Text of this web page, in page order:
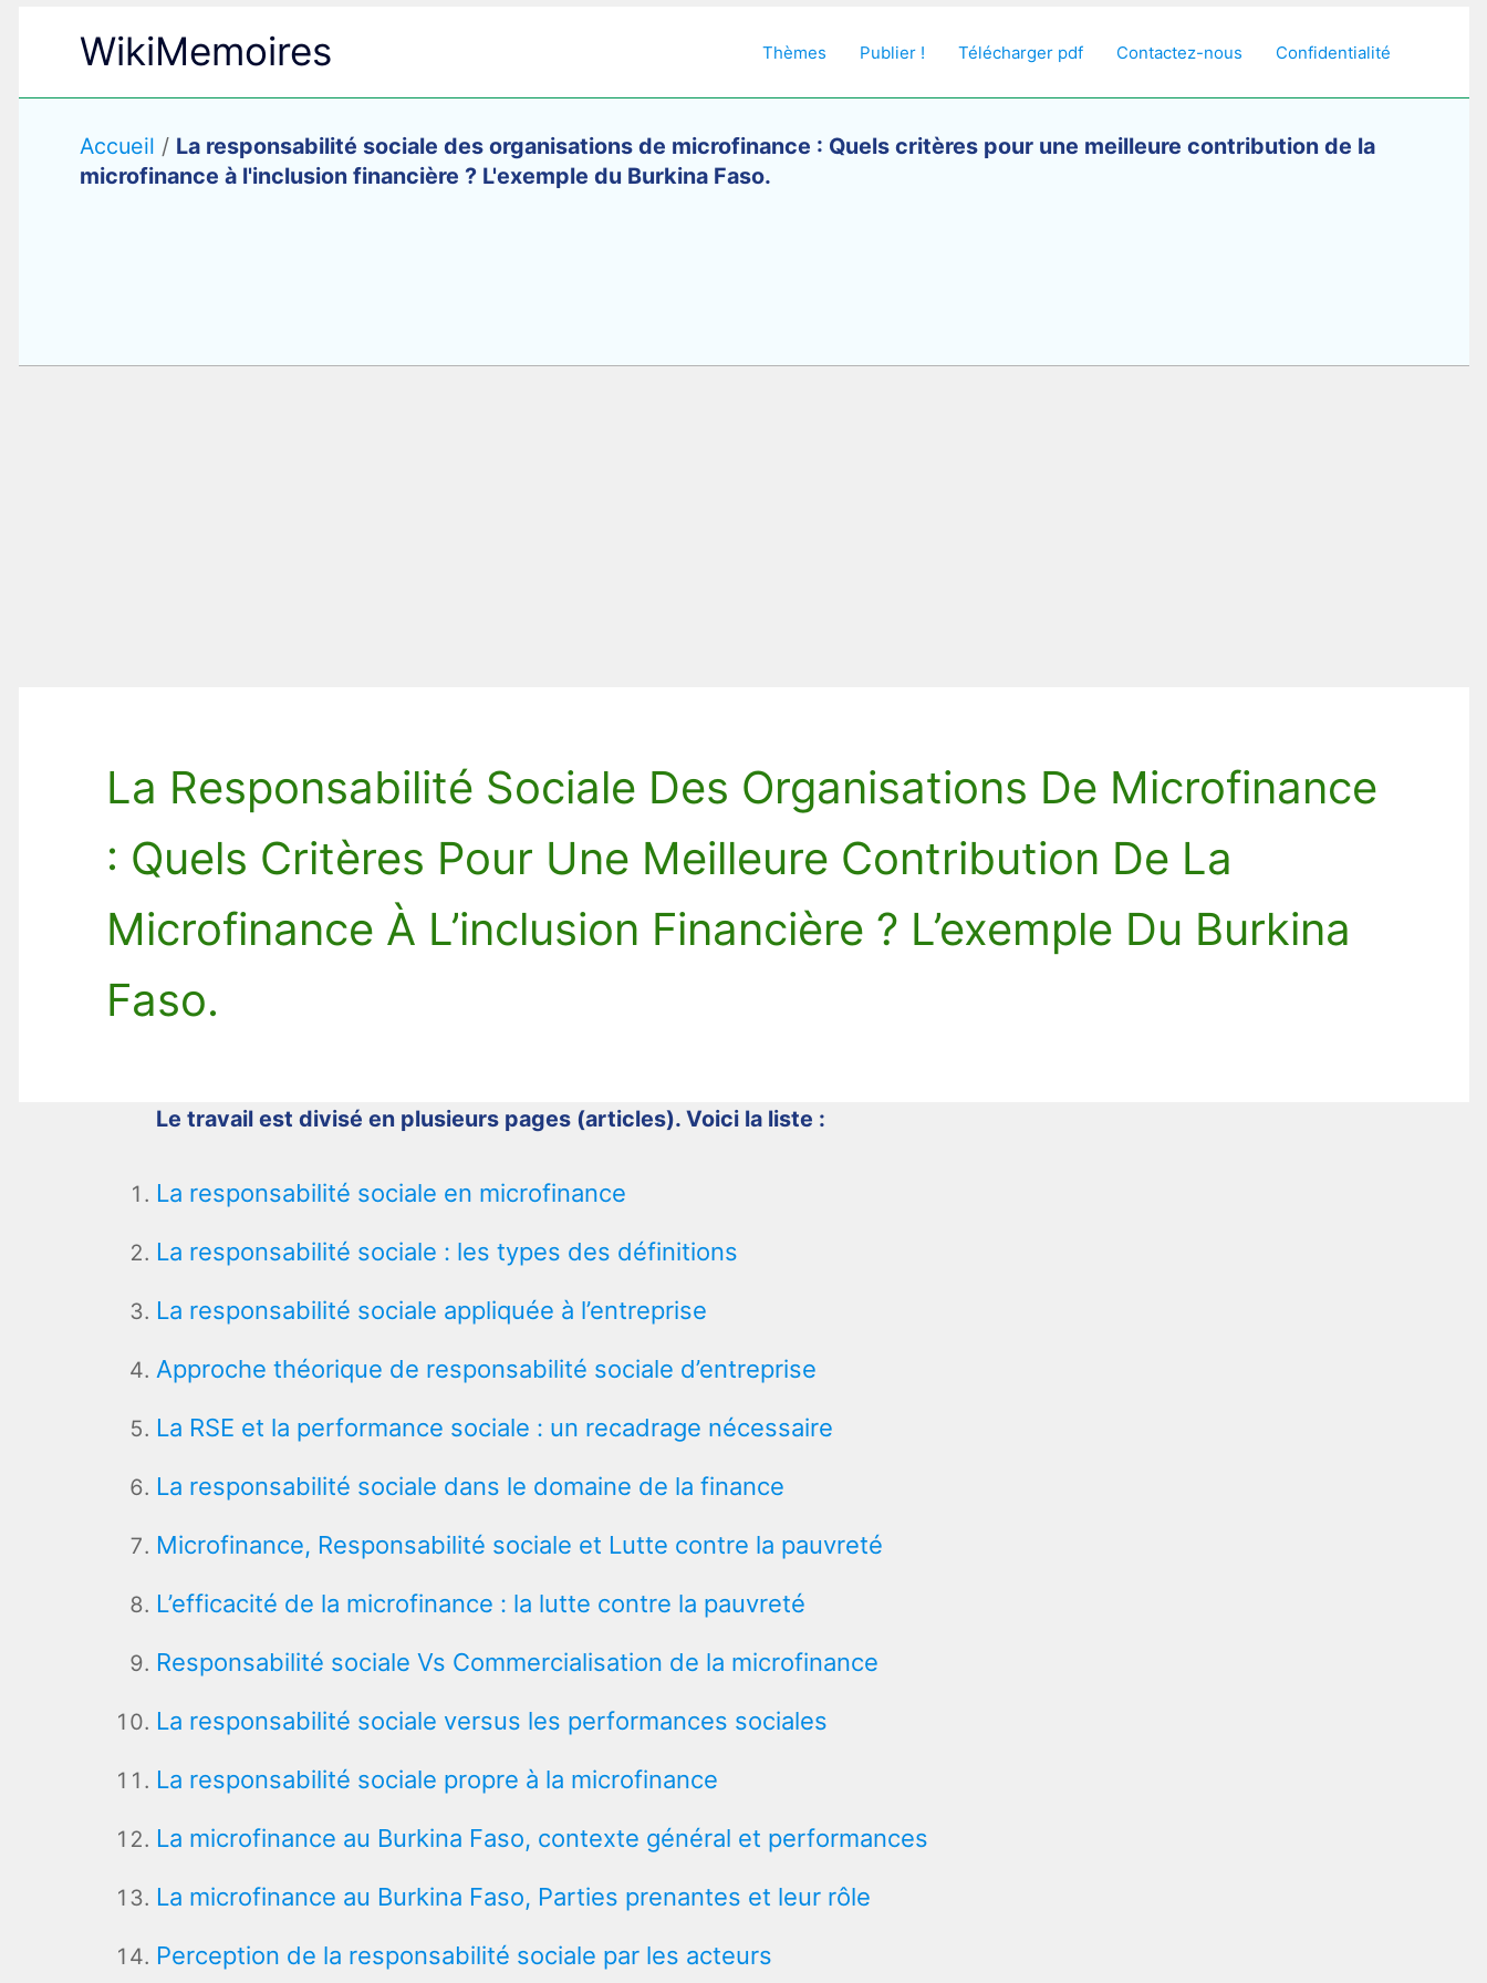
WikiMemoires Thèmes Publier ! Télécharger pdf Contactez-nous Confidentialité
Accueil / La responsabilité sociale des organisations de microfinance : Quels critères pour une meilleure contribution de la
microfinance à l'inclusion financière ? L'exemple du Burkina Faso.
La Responsabilité Sociale Des Organisations De Microfinance
: Quels Critères Pour Une Meilleure Contribution De La
Microfinance À L’inclusion Financière ? L’exemple Du Burkina
Faso.
Le travail est divisé en plusieurs pages (articles). Voici la liste :
La responsabilité sociale en microfinance
La responsabilité sociale : les types des définitions
La responsabilité sociale appliquée à l’entreprise
Approche théorique de responsabilité sociale d’entreprise
La RSE et la performance sociale : un recadrage nécessaire
La responsabilité sociale dans le domaine de la finance
Microfinance, Responsabilité sociale et Lutte contre la pauvreté
L’efficacité de la microfinance : la lutte contre la pauvreté
Responsabilité sociale Vs Commercialisation de la microfinance
La responsabilité sociale versus les performances sociales
La responsabilité sociale propre à la microfinance
La microfinance au Burkina Faso, contexte général et performances
La microfinance au Burkina Faso, Parties prenantes et leur rôle
Perception de la responsabilité sociale par les acteurs